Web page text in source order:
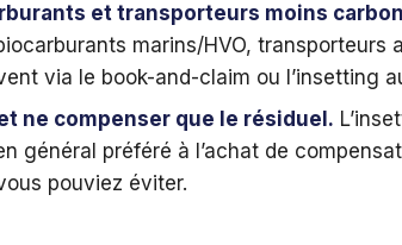
et transporteurs moins
marins/HVO,
via le book-and-claim ou l’insetting
ne compenser que le résiduel.
général préféré à l’achat de
pouviez éviter.